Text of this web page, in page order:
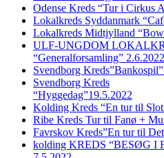
Odense Kreds “Tur i Cirkus
Lokalkreds Syddanmark
Lokalkreds Midtjylland
ULF-UNGDOM
“Generalforsamling” 2.6.2022
Svendborg
Svendborg Kreds
“Hyggedag”19.5.2022
Kolding Kreds “En tur til
Ribe Kreds Tur til Fanø +
Favrskov Kreds”En tur til
kolding KREDS “BESØG I